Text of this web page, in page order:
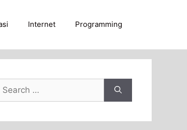
Internet Programming